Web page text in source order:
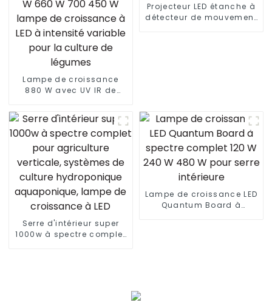
Lampe de croissance
880 W avec UV IR de
floraison des graines
480 W 660 W 700 450 W
lampe de croissance à
LED à intensité variable
pour la culture de
légumes
Projecteur LED étanche à
détecteur de mouvement
Serre d'intérieur super
1000w à spectre complet
Lampe de croissance LED
Quantum Board à